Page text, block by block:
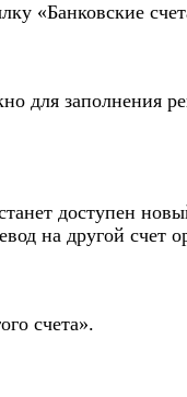
«Банковские
для заполнения
доступен
на другой счет
счета».